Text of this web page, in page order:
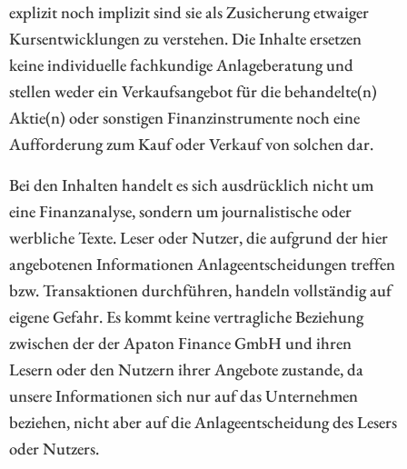
explizit noch implizit sind sie als Zusicherung etwaiger
Kursentwicklungen zu verstehen. Die Inhalte ersetzen
keine individuelle fachkundige Anlageberatung und
stellen weder ein Verkaufsangebot für die behandelte(n)
Aktie(n) oder sonstigen Finanzinstrumente noch eine
Aufforderung zum Kauf oder Verkauf von solchen dar.
Bei den Inhalten handelt es sich ausdrücklich nicht um
eine Finanzanalyse, sondern um journalistische oder
werbliche Texte. Leser oder Nutzer, die aufgrund der hier
angebotenen Informationen Anlageentscheidungen treffen
bzw. Transaktionen durchführen, handeln vollständig auf
eigene Gefahr. Es kommt keine vertragliche Beziehung
zwischen der der Apaton Finance GmbH und ihren
Lesern oder den Nutzern ihrer Angebote zustande, da
unsere Informationen sich nur auf das Unternehmen
beziehen, nicht aber auf die Anlageentscheidung des Lesers
oder Nutzers.